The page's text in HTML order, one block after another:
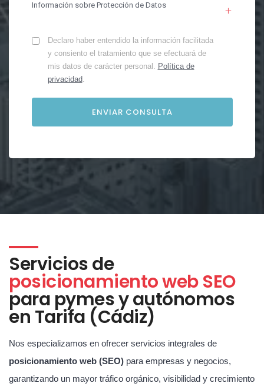
Información sobre Protección de Datos
Declaro haber entendido la información facilitada
y consiento el tratamiento que se efectuará de
mis datos de carácter personal. Política de
privacidad.
Servicios de
posicionamiento web SEO
para pymes y autónomos
en Tarifa (Cádiz)
Nos especializamos en ofrecer servicios integrales de
posicionamiento web (SEO) para empresas y negocios,
garantizando un mayor tráfico orgánico, visibilidad y crecimiento